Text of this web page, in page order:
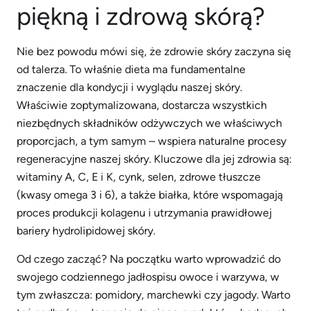
piękną i zdrową skórą?
Nie bez powodu mówi się, że zdrowie skóry zaczyna się
od talerza. To właśnie dieta ma fundamentalne
znaczenie dla kondycji i wyglądu naszej skóry.
Właściwie zoptymalizowana, dostarcza wszystkich
niezbędnych składników odżywczych we właściwych
proporcjach, a tym samym – wspiera naturalne procesy
regeneracyjne naszej skóry. Kluczowe dla jej zdrowia są:
witaminy A, C, E i K, cynk, selen, zdrowe tłuszcze
(kwasy omega 3 i 6), a także białka, które wspomagają
proces produkcji kolagenu i utrzymania prawidłowej
bariery hydrolipidowej skóry.
Od czego zacząć? Na początku warto wprowadzić do
swojego codziennego jadłospisu owoce i warzywa, w
tym zwłaszcza: pomidory, marchewki czy jagody. Warto